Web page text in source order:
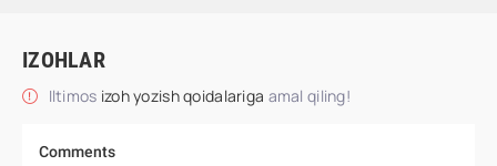
IZOHLAR
Iltimos izoh yozish qoidalariga amal qiling!